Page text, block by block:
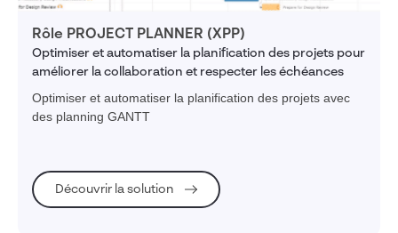
Rôle PROJECT PLANNER (XPP)
Optimiser et automatiser la planification des projets pour
améliorer la collaboration et respecter les échéances
Optimiser et automatiser la planification des projets avec
des planning GANTT
Découvrir la solution